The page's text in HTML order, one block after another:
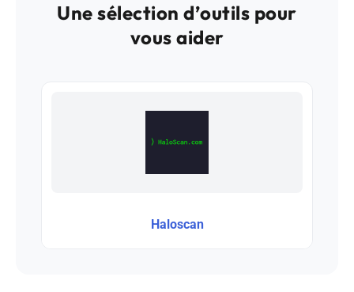
Une sélection d’outils pour
vous aider
Haloscan